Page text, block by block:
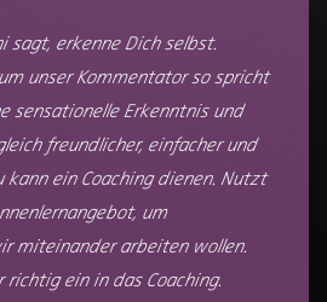
sagt, erkenne Dich selbst.
unser Kommentator so spricht
sensationelle Erkenntnis und
freundlicher, einfacher und
kann ein Coaching dienen. Nutzt
um
miteinander arbeiten wollen.
ein in das Coaching.